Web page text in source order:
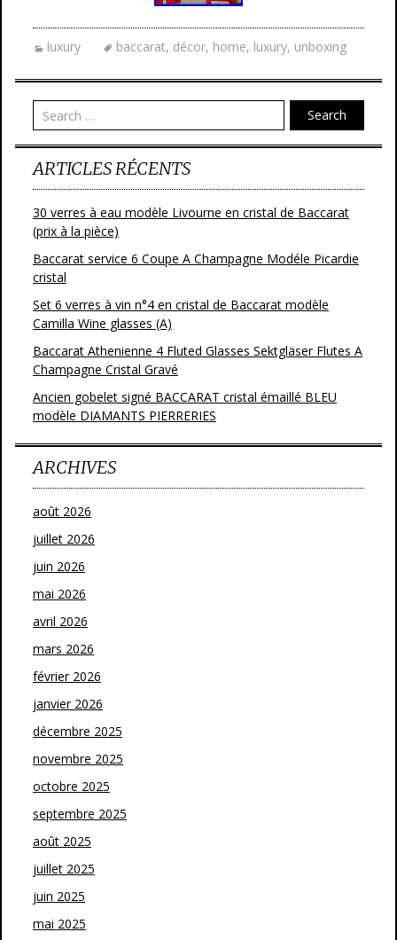
luxury baccarat, décor, home, luxury, unboxing
Search
ARTICLES RÉCENTS
30 verres à eau modèle Livourne en cristal de Baccarat
(prix à la pièce)
Baccarat service 6 Coupe A Champagne Modéle Picardie
cristal
Set 6 verres à vin n°4 en cristal de Baccarat modèle
Camilla Wine glasses (A)
Baccarat Athenienne 4 Fluted Glasses Sektgläser Flutes A
Champagne Cristal Gravé
Ancien gobelet signé BACCARAT cristal émaillé BLEU
modèle DIAMANTS PIERRERIES
ARCHIVES
août 2026
juillet 2026
juin 2026
mai 2026
avril 2026
mars 2026
février 2026
janvier 2026
décembre 2025
novembre 2025
octobre 2025
septembre 2025
août 2025
juillet 2025
juin 2025
mai 2025